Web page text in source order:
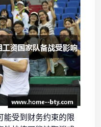
能受到财务约束的限